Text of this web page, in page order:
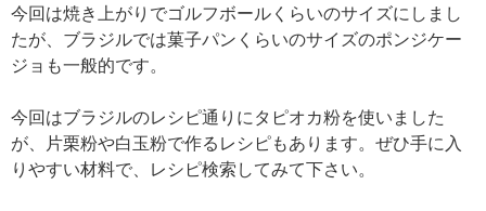
今回は焼き上がりでゴルフボールくらいのサイズにしまし
たが、ブラジルでは菓子パンくらいのサイズのポンジケー
ジョも一般的です。
今回はブラジルのレシピ通りにタピオカ粉を使いました
が、片栗粉や白玉粉で作るレシピもあります。ぜひ手に入
りやすい材料で、レシピ検索してみて下さい。